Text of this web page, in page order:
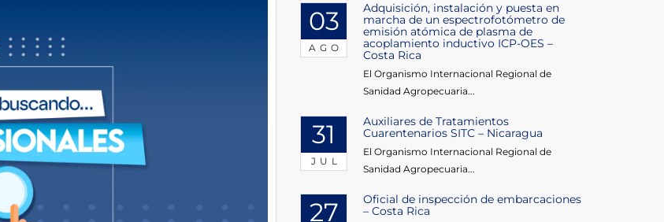
03
AGO
Adquisición, instalación y puesta en
marcha de un espectrofotómetro de
emisión atómica de plasma de
acoplamiento inductivo ICP-OES –
Costa Rica
El Organismo Internacional Regional de
Sanidad Agropecuaria...
31
JUL
Auxiliares de Tratamientos
Cuarentenarios SITC – Nicaragua
El Organismo Internacional Regional de
Sanidad Agropecuaria...
27
Oficial de inspección de embarcaciones
– Costa Rica